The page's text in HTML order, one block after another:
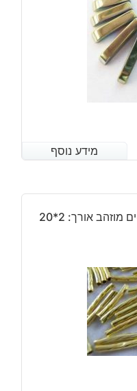
מידע נוסף
מידע נוסף
תכשיטנות: 10 קישוט לתכשיטים מוזהב אורך: 2*20